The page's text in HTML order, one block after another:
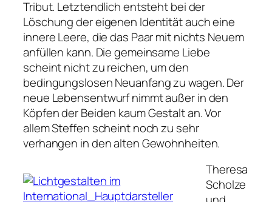
Tribut. Letztendlich entsteht bei der
Löschung der eigenen Identität auch eine
innere Leere, die das Paar mit nichts Neuem
anfüllen kann. Die gemeinsame Liebe
scheint nicht zu reichen, um den
bedingungslosen Neuanfang zu wagen. Der
neue Lebensentwurf nimmt außer in den
Köpfen der Beiden kaum Gestalt an. Vor
allem Steffen scheint noch zu sehr
verhangen in den alten Gewohnheiten.
Theresa
Scholze